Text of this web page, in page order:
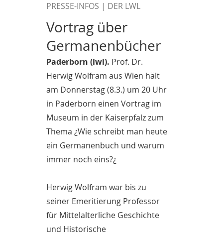
PRESSE-INFOS | DER LWL
Vortrag über
Germanenbücher
Paderborn (lwl). Prof. Dr.
Herwig Wolfram aus Wien hält
am Donnerstag (8.3.) um 20 Uhr
in Paderborn einen Vortrag im
Museum in der Kaiserpfalz zum
Thema ¿Wie schreibt man heute
ein Germanenbuch und warum
immer noch eins?¿
Herwig Wolfram war bis zu
seiner Emeritierung Professor
für Mittelalterliche Geschichte
und Historische